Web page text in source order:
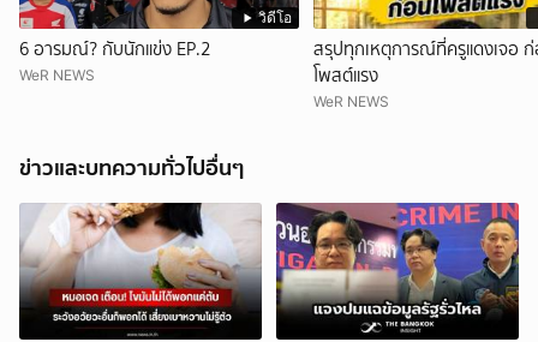
วิดีโอ
6 อารมณ์? กับนักแข่ง EP.2
WeR NEWS
สรุปทุกเหตุการณ์ที่ครูแดงเจอ
โพสต์แรง
WeR NEWS
ข่าวและบทความทั่วไปอื่นๆ